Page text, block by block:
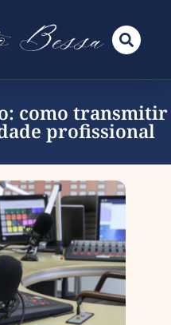
como transmitir
profissional